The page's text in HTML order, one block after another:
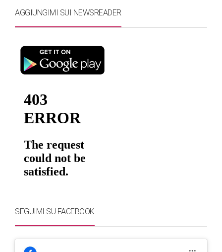
AGGIUNGIMI SUI NEWSREADER
SEGUIMI SU FACEBOOK